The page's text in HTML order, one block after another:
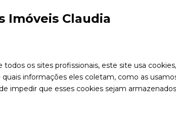
Imóveis Claudia
os sites profissionais, este site usa
informações eles coletam, como as
impedir que esses cookies sejam